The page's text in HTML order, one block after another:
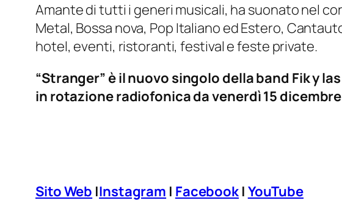
Amante di tutti i generi musicali, ha suonato nel
Metal, Bossa nova, Pop Italiano ed Estero,
hotel, eventi, ristoranti, festival e feste private.
“Stranger” è il nuovo singolo della band Fik y
in rotazione radiofonica da venerdì 15
Sito Web |Instagram | Facebook | YouTube